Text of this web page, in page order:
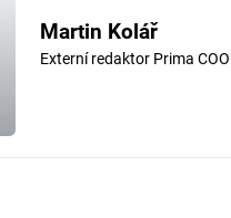
Martin Kolář
Externí redaktor Prima